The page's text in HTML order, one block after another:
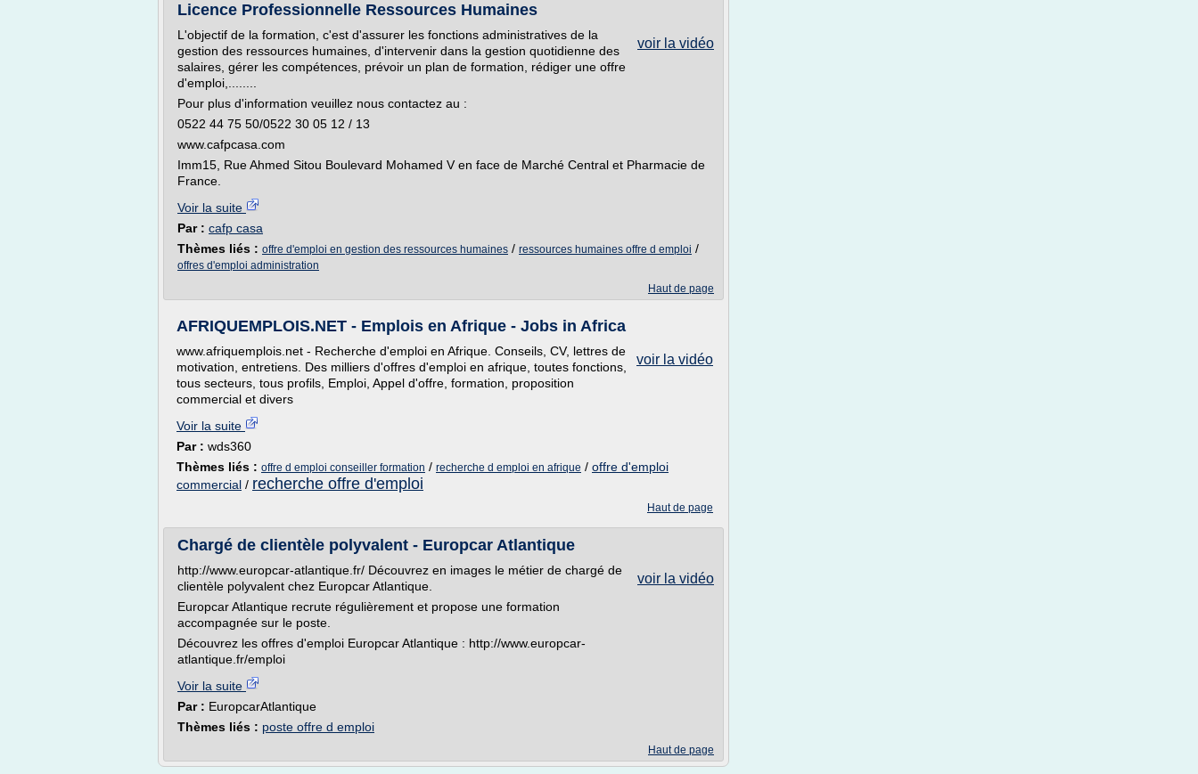
Licence Professionnelle Ressources Humaines
voir la vidéo
L'objectif de la formation, c'est d'assurer les fonctions administratives de la
gestion des ressources humaines, d'intervenir dans la gestion quotidienne des
salaires, gérer les compétences, prévoir un plan de formation, rédiger une offre
d'emploi,........
Pour plus d'information veuillez nous contactez au :
0522 44 75 50/0522 30 05 12 / 13
www.cafpcasa.com
Imm15, Rue Ahmed Sitou Boulevard Mohamed V en face de Marché Central et Pharmacie de
France.
Voir la suite
Par : cafp casa
Thèmes liés : offre d'emploi en gestion des ressources humaines / ressources humaines offre d emploi /
offres d'emploi administration
Haut de page
AFRIQUEMPLOIS.NET - Emplois en Afrique - Jobs in Africa
voir la vidéo
www.afriquemplois.net - Recherche d'emploi en Afrique. Conseils, CV, lettres de
motivation, entretiens. Des milliers d'offres d'emploi en afrique, toutes fonctions,
tous secteurs, tous profils, Emploi, Appel d'offre, formation, proposition
commercial et divers
Voir la suite
Par : wds360
Thèmes liés : offre d emploi conseiller formation / recherche d emploi en afrique / offre d'emploi
commercial / recherche offre d'emploi
Haut de page
Chargé de clientèle polyvalent - Europcar Atlantique
voir la vidéo
http://www.europcar-atlantique.fr/ Découvrez en images le métier de chargé de
clientèle polyvalent chez Europcar Atlantique.
Europcar Atlantique recrute régulièrement et propose une formation
accompagnée sur le poste.
Découvrez les offres d'emploi Europcar Atlantique : http://www.europcar-
atlantique.fr/emploi
Voir la suite
Par : EuropcarAtlantique
Thèmes liés : poste offre d emploi
Haut de page